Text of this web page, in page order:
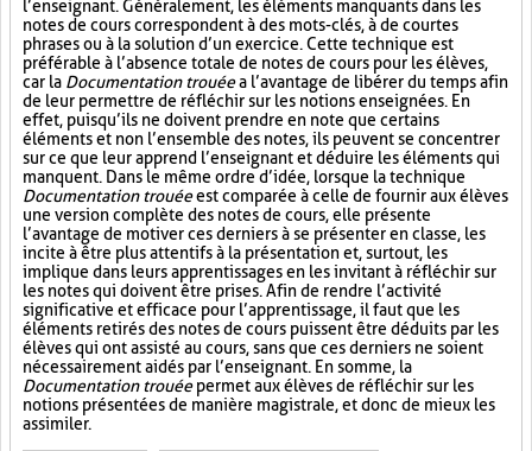
l’enseignant. Généralement, les éléments manquants dans les
notes de cours correspondent à des mots-clés, à de courtes
phrases ou à la solution d’un exercice. Cette technique est
préférable à l’absence totale de notes de cours pour les élèves,
car la Documentation trouéea l’avantage de libérer du temps afin
de leur permettre de réfléchir sur les notions enseignées. En
effet, puisqu’ils ne doivent prendre en note que certains
éléments et non l’ensemble des notes, ils peuvent se concentrer
sur ce que leur apprend l’enseignant et déduire les éléments qui
manquent. Dans le même ordre d’idée, lorsque la technique
Documentation trouéeest comparée à celle de fournir aux élèves
une version complète des notes de cours, elle présente
l’avantage de motiver ces derniers à se présenter en classe, les
incite à être plus attentifs à la présentation et, surtout, les
implique dans leurs apprentissages en les invitant à réfléchir sur
les notes qui doivent être prises. Afin de rendre l’activité
significative et efficace pour l’apprentissage, il faut que les
éléments retirés des notes de cours puissent être déduits par les
élèves qui ont assisté au cours, sans que ces derniers ne soient
nécessairement aidés par l’enseignant. En somme, la
Documentation trouéepermet aux élèves de réfléchir sur les
notions présentées de manière magistrale, et donc de mieux les
assimiler.